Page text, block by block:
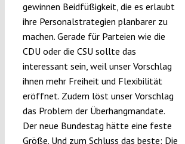
gewinnen Beidfüßigkeit, die es erlaubt
ihre Personalstrategien planbarer zu
machen. Gerade für Parteien wie die
CDU oder die CSU sollte das
interessant sein, weil unser Vorschlag
ihnen mehr Freiheit und Flexibilität
eröffnet. Zudem löst unser Vorschlag
das Problem der Überhangmandate.
Der neue Bundestag hätte eine feste
Größe. Und zum Schluss das beste: Die